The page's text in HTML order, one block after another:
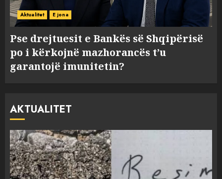
Aktualitet E jona
Pse drejtuesit e Bankës së Shqipërisë
po i kërkojnë mazhorancës t’u
garantojë imunitetin?
AKTUALITET